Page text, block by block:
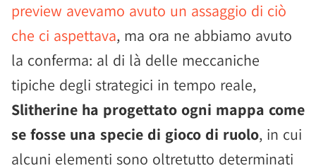
preview avevamo avuto un assaggio di ciò
che ci aspettava, ma ora ne abbiamo avuto
la conferma: al di là delle meccaniche
tipiche degli strategici in tempo reale,
Slitherine ha progettato ogni mappa come
se fosse una specie di gioco di ruolo, in cui
alcuni elementi sono oltretutto determinati